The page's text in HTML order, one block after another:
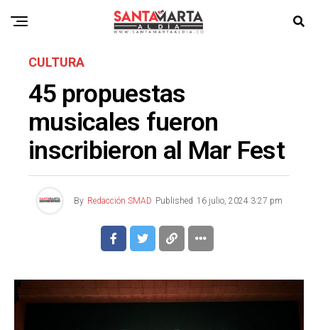
CULTURA
45 propuestas
musicales fueron
inscribieron al Mar Fest
By Redacción SMAD Published 16 julio, 2024 3:27 pm